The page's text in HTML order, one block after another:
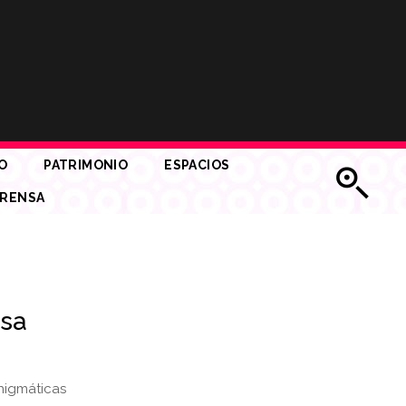
PATRIMONIO ESPACIOS